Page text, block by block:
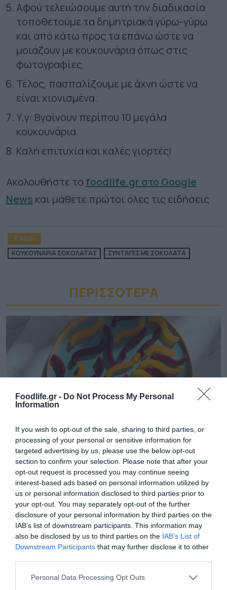
Foodlife.gr - Do Not Process My Personal
Information
If you wish to opt-out of the sale, sharing to third parties, or
processing of your personal or sensitive information for
targeted advertising by us, please use the below opt-out
section to confirm your selection. Please note that after your
opt-out request is processed you may continue seeing
interest-based ads based on personal information utilized by
us or personal information disclosed to third parties prior to
your opt-out. You may separately opt-out of the further
disclosure of your personal information by third parties on the
IAB’s list of downstream participants. This information may
also be disclosed by us to third parties on the IAB’s List of
Downstream Participants that may further disclose it to other
Please note that this website/app uses one or more Google
Personal Data Processing Opt Outs
Αφού τελειώσουμε αυτή την διαδικασία
τοποθετούμε τα δημητριακά γύρω-γύρω
και από κάτω προς τα επάνω ώστε να
μοιάζουν με κουκουνάρια όπως στις
φωτογραφίες.
Τέλος, πασπαλίζουμε με άχνη ώστε να
είναι χιονισμένα.
Υ,γ: Βγαίνουν περίπου 10 μεγάλα
κουκουνάρια.
Καλή επιτυχία και καλές γιορτές!
Ακολουθήστε το foodlife.gr στο Google
News και μάθετε πρώτοι όλες τις ειδήσεις
TAGS:
ΚΟΥΚΟΥΝΑΡΙΑ ΣΟΚΟΛΑΤΑΣ ΣΥΝΤΑΓΕΣ ΜΕ ΣΟΚΟΛΑΤΑ
ΠΕΡΙΣΣΟΤΕΡA
02.08.2026
Πώς θα φτιάξετε σπιτικά ζελεδάκια χωρίς
ζάχαρη με 2 μόνο υλικά